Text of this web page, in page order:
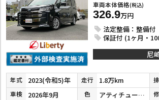
車両本体価格(税込)
326.9万円
法定整備：整備付
保証付 (1ヶ月・
尼
年式 2023(令和5)年 走行 1.8万km
車検 2026年9月 色 アティチュードブラックマイカ